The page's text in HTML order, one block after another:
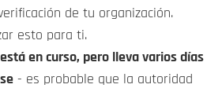
de tu organización.
esto para ti.
en curso, pero lleva varios días
- es probable que la autoridad